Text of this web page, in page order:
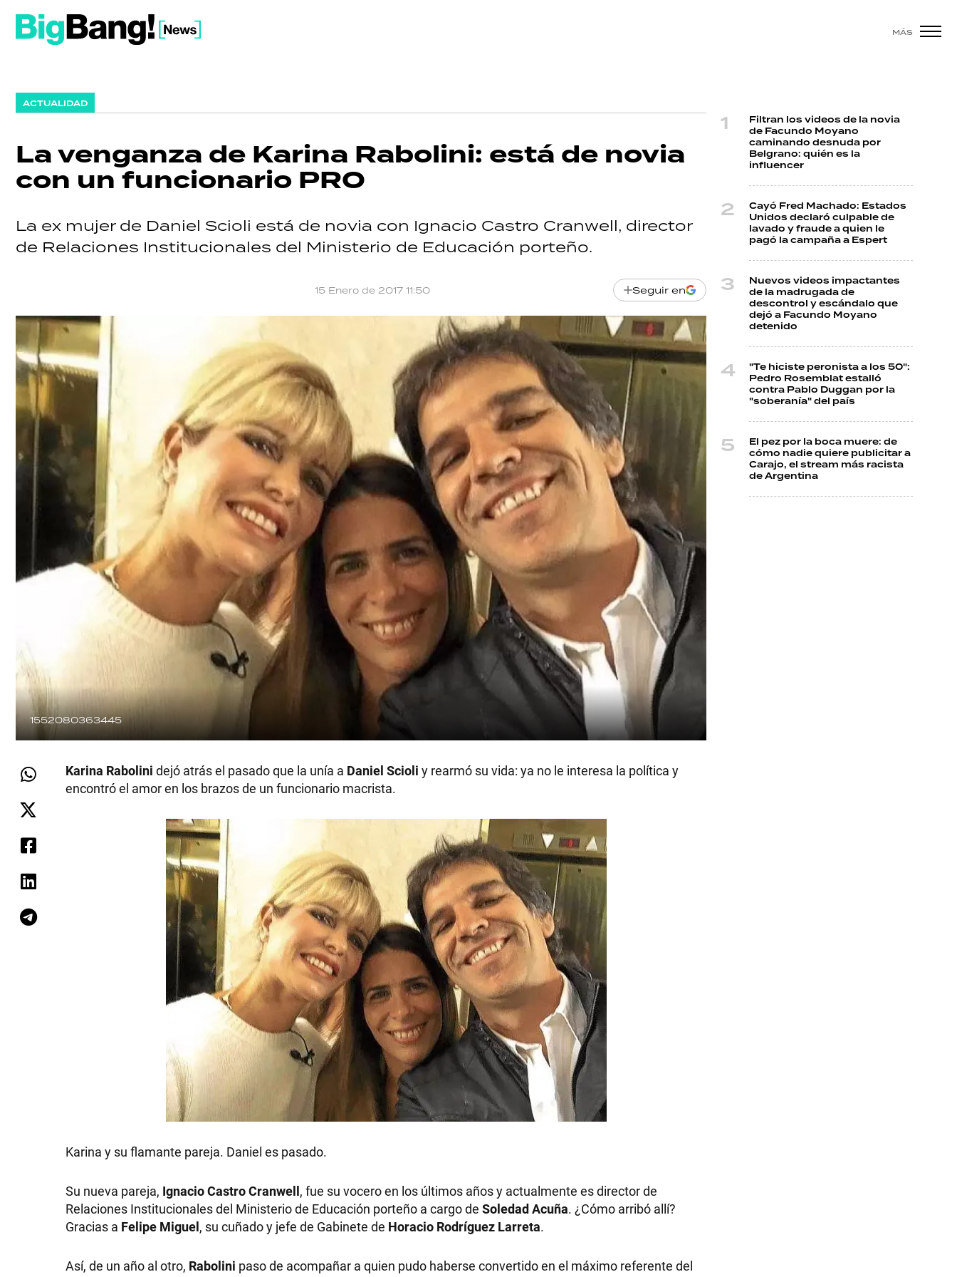
MÁS
ACTUALIDAD
La venganza de Karina Rabolini: está de novia
con un funcionario PRO
La ex mujer de Daniel Scioli está de novia con Ignacio Castro Cranwell, director
de Relaciones Institucionales del Ministerio de Educación porteño.
15 Enero de 2017 11:50 Seguir en
1552080363445
Karina Rabolini dejó atrás el pasado que la unía a Daniel Scioli y rearmó su vida: ya no le interesa la política y
encontró el amor en los brazos de un funcionario macrista.
Karina y su flamante pareja. Daniel es pasado.
Su nueva pareja, Ignacio Castro Cranwell, fue su vocero en los últimos años y actualmente es director de
Relaciones Institucionales del Ministerio de Educación porteño a cargo de Soledad Acuña. ¿Cómo arribó allí?
Gracias a Felipe Miguel, su cuñado y jefe de Gabinete de Horacio Rodríguez Larreta.
Así, de un año al otro, Rabolini paso de acompañar a quien pudo haberse convertido en el máximo referente del
Filtran los videos de la novia
de Facundo Moyano
caminando desnuda por
Belgrano: quién es la
influencer
Cayó Fred Machado: Estados
Unidos declaró culpable de
lavado y fraude a quien le
pagó la campaña a Espert
Nuevos videos impactantes
de la madrugada de
descontrol y escándalo que
dejó a Facundo Moyano
detenido
"Te hiciste peronista a los 50":
Pedro Rosemblat estalló
contra Pablo Duggan por la
"soberanía" del país
El pez por la boca muere: de
cómo nadie quiere publicitar a
Carajo, el stream más racista
de Argentina